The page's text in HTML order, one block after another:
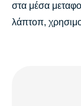
στα μέσα
λάπτοπ,